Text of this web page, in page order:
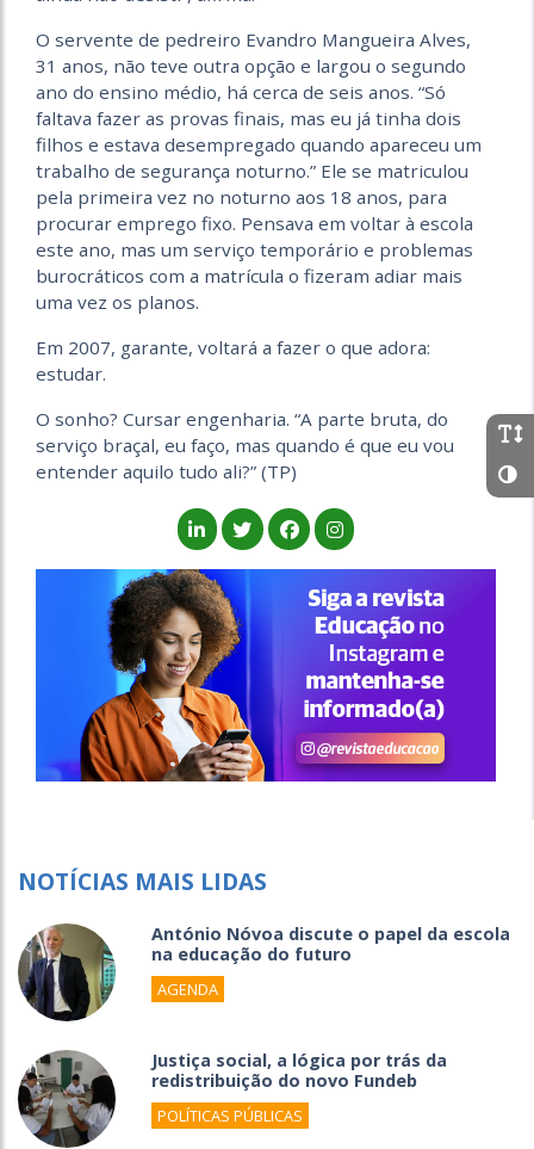
O servente de pedreiro Evandro Mangueira Alves,
31 anos, não teve outra opção e largou o segundo
ano do ensino médio, há cerca de seis anos. “Só
faltava fazer as provas finais, mas eu já tinha dois
filhos e estava desempregado quando apareceu um
trabalho de segurança noturno.” Ele se matriculou
pela primeira vez no noturno aos 18 anos, para
procurar emprego fixo. Pensava em voltar à escola
este ano, mas um serviço temporário e problemas
burocráticos com a matrícula o fizeram adiar mais
uma vez os planos.
Em 2007, garante, voltará a fazer o que adora:
estudar.
O sonho? Cursar engenharia. “A parte bruta, do
serviço braçal, eu faço, mas quando é que eu vou
entender aquilo tudo ali?” (TP)
NOTÍCIAS MAIS LIDAS
António Nóvoa discute o papel da escola
na educação do futuro
AGENDA
Justiça social, a lógica por trás da
redistribuição do novo Fundeb
POLÍTICAS PÚBLICAS